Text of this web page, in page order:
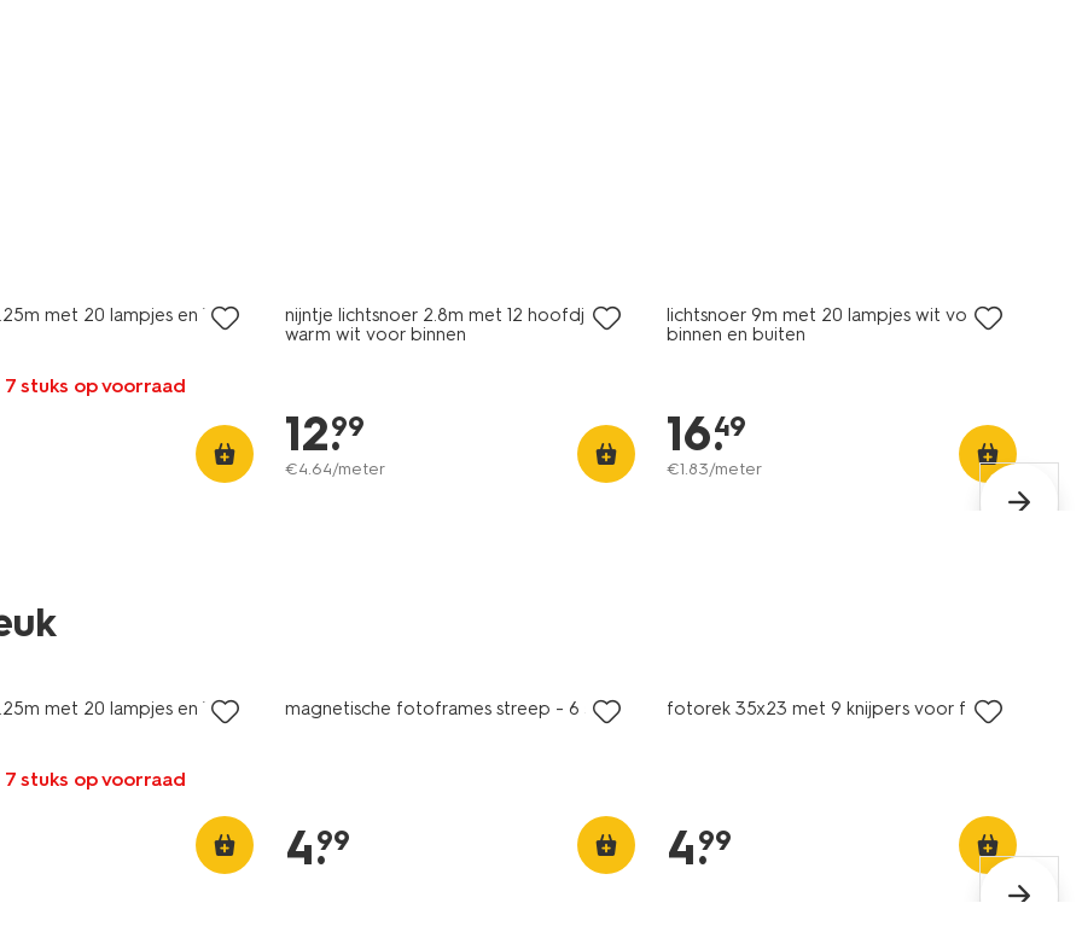
met 20 lampjes en 19
stuks op voorraad
nijntje lichtsnoer 2.8m met 12 hoofdjes
warm wit voor binnen
12.
99
€4.64/meter
lichtsnoer 9m met 20 lampjes wit voor
binnen en buiten
16.
49
€1.83/meter
met 20 lampjes en 19
stuks op voorraad
magnetische fotoframes streep - 6 stuks
4.
99
fotorek 35x23 met 9 knijpers voor foto's
4.
99